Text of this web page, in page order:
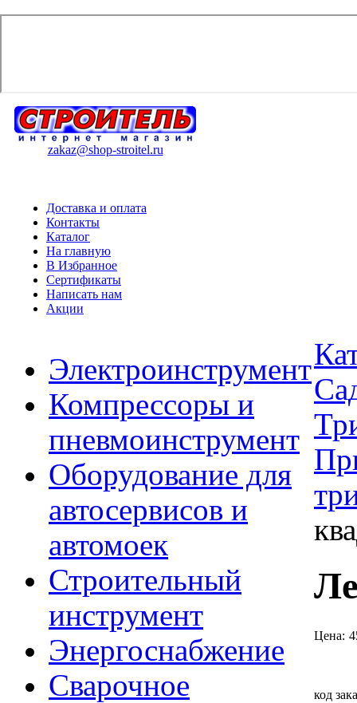
zakaz@shop-stroitel.ru
Доставка и оплата
Контакты
Каталог
На главную
В Избранное
Сертификаты
Написать нам
Акции
Электроинструмент
Компрессоры и
пневмоинструмент
Оборудование для
автосервисов и
автомоек
Строительный
инструмент
Энергоснабжение
Сварочное
Цена:
код